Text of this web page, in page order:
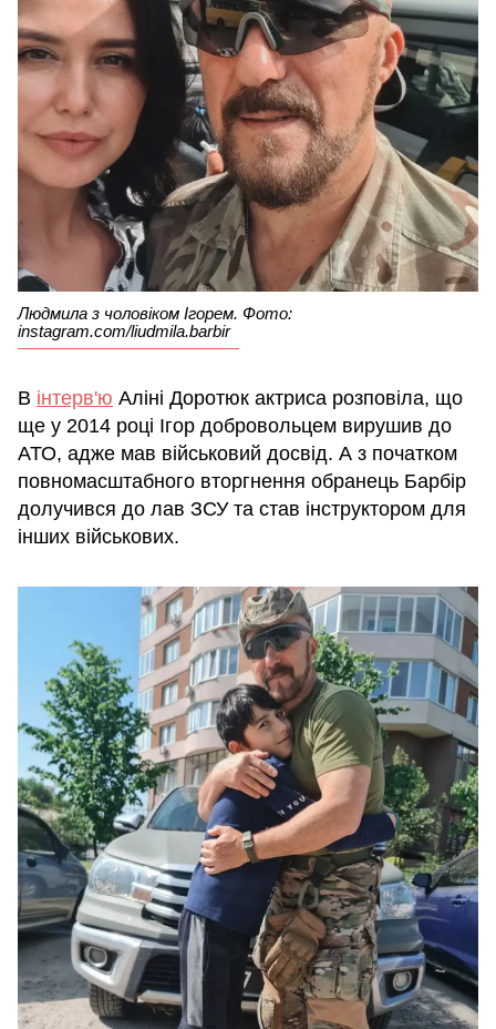
Людмила з чоловіком Ігорем. Фото:
instagram.com/liudmila.barbir
В інтерв'ю Аліні Доротюк актриса розповіла, що
ще у 2014 році Ігор добровольцем вирушив до
АТО, адже мав військовий досвід. А з початком
повномасштабного вторгнення обранець Барбір
долучився до лав ЗСУ та став інструктором для
інших військових.